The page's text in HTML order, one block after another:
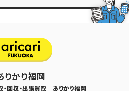
りかり福岡
回収・出張買取｜ありかり福岡